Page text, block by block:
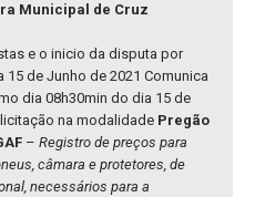
Municipal de Cruz
e o inicio da disputa por
15 de Junho de 2021 Comunica
dia 08h30min do dia 15 de
na modalidade Pregão
– Registro de preços para
câmara e protetores, de
necessários para a